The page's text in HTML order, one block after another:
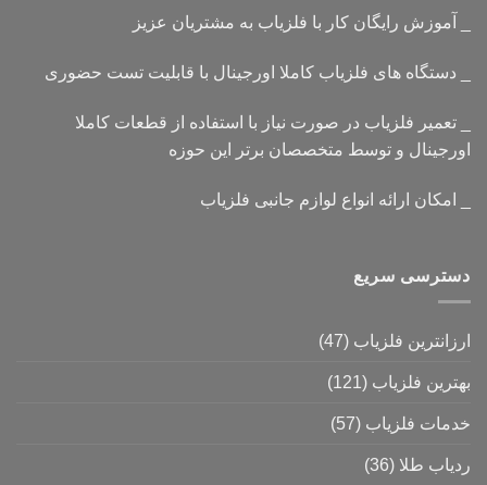
_ آموزش رایگان کار با فلزیاب به مشتریان عزیز
_ دستگاه های فلزیاب کاملا اورجینال با قابلیت تست حضوری
_ تعمیر فلزیاب در صورت نیاز با استفاده از قطعات کاملا
اورجینال و توسط متخصصان برتر این حوزه
_ امکان ارائه انواع لوازم جانبی فلزیاب
دسترسی سریع
ارزانترین فلزیاب (47)
بهترین فلزیاب (121)
خدمات فلزیاب (57)
ردیاب طلا (36)